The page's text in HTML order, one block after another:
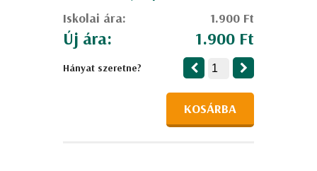
Iskolai ára:
1.900 Ft
Új ára: 1.900 Ft
Hányat szeretne?
KOSÁRBA